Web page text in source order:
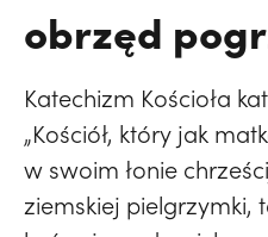
spowiednicy
archiwum
duszpasterstwa
kancelaria
rada
ulice parafii
spowiedź
chrzest
bierzmowanie
namaszczenie
sanktuarium
sanktuarium
historia
figura
klasztor
klasztor
bracia
dzieła
konkurs
najczęściej
Pielgrzymka do
obrzęd
Katechizm Kościoła
„Kościół, który jak
w swoim łonie
ziemskiej pielgrzymki,